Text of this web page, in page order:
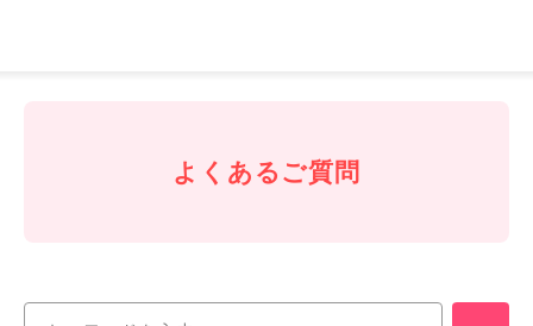
よくあるご質問